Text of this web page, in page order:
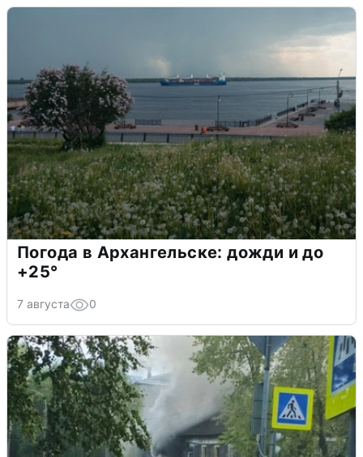
Погода в Архангельске: дожди и до
+25°
7 августа 0